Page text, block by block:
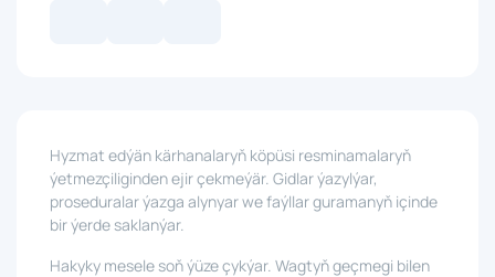
Hyzmat edýän kärhanalaryň köpüsi resminamalaryň
ýetmezçiliginden ejir çekmeýär. Gidlar ýazylýar,
proseduralar ýazga alynyar we faýllar guramanyň içinde
bir ýerde saklanýar.
Hakyky mesele soň ýüze çykýar. Wagtyň geçmegi bilen